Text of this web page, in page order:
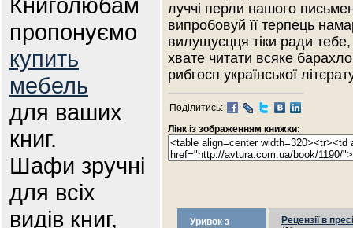
пропонуємо
купить
мебель
для ваших
книг.
Шафи зручні
для всіх
видів книг,
луччі перли нашого
випробовуй її терпець
вилущуєцця тіки ради тебе,
хвате читати всяке
рибгосп української
Поділитись:
Лінк із зображенням книжки:
Уривок з
Рецензії в пресі